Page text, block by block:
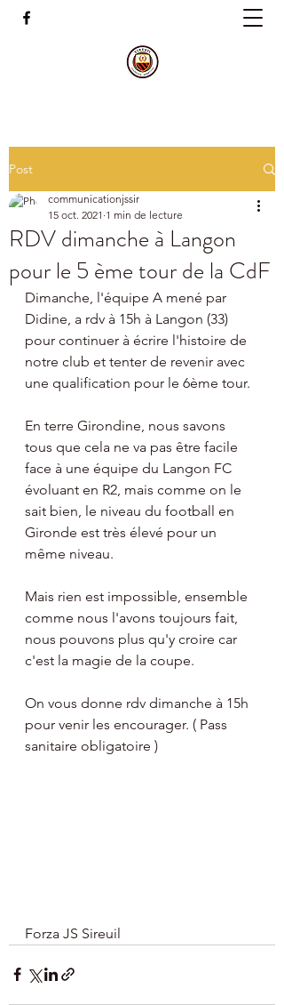
Post
RDV dimanche à Langon
pour le 5 ème tour de la CdF
communicationjssir
15 oct. 2021 1 min de lecture
Dimanche, l'équipe A mené par
Didine, a rdv à 15h à Langon (33)
pour continuer à écrire l'histoire de
notre club et tenter de revenir avec
une qualification pour le 6ème tour.
En terre Girondine, nous savons
tous que cela ne va pas être facile
face à une équipe du Langon FC
évoluant en R2, mais comme on le
sait bien, le niveau du football en
Gironde est très élevé pour un
même niveau.
Mais rien est impossible, ensemble
comme nous l'avons toujours fait,
nous pouvons plus qu'y croire car
c'est la magie de la coupe.
On vous donne rdv dimanche à 15h
pour venir les encourager. ( Pass
sanitaire obligatoire )
Forza JS Sireuil